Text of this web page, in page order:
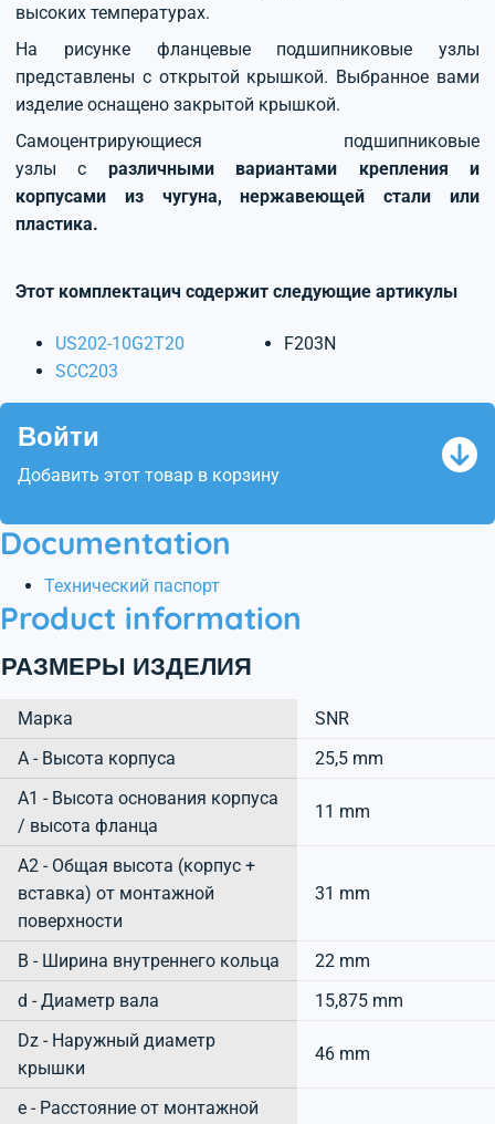
высоких температурах.
На рисунке фланцевые подшипниковые узлы
представлены с открытой крышкой. Выбранное вами
изделие оснащено закрытой крышкой.
Самоцентрирующиеся подшипниковые
узлы с различными вариантами крепления и
корпусами из чугуна, нержавеющей стали или
пластика.
Этот комплектацич содержит следующие артикулы
US202-10G2T20
SCC203
F203N
Войти
Добавить этот товар в корзину
Documentation
Технический паспорт
Product information
РАЗМЕРЫ ИЗДЕЛИЯ
Марка
SNR
А - Высота корпуса
25,5 mm
A1 - Высота основания корпуса
/ высота фланца
11 mm
A2 - Общая высота (корпус +
вставка) от монтажной
поверхности
31 mm
B - Ширина внутреннего кольца
22 mm
d - Диаметр вала
15,875 mm
Dz - Наружный диаметр
крышки
46 mm
e - Расстояние от монтажной